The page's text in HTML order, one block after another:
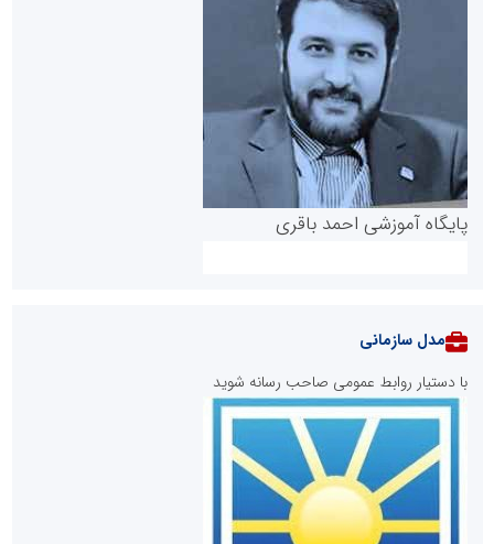
پایگاه آموزشی احمد باقری
روابط عمومی خبرگزاری گزارش خبر
مدل سازمانی
با دستیار روابط عمومی صاحب رسانه شوید